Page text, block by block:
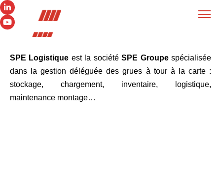
SPE Logistique est la sociétéSPE Groupespécialisée
dans la gestion déléguée des grues à tour à la carte :
stockage, chargement, inventaire, logistique,
maintenance montage…